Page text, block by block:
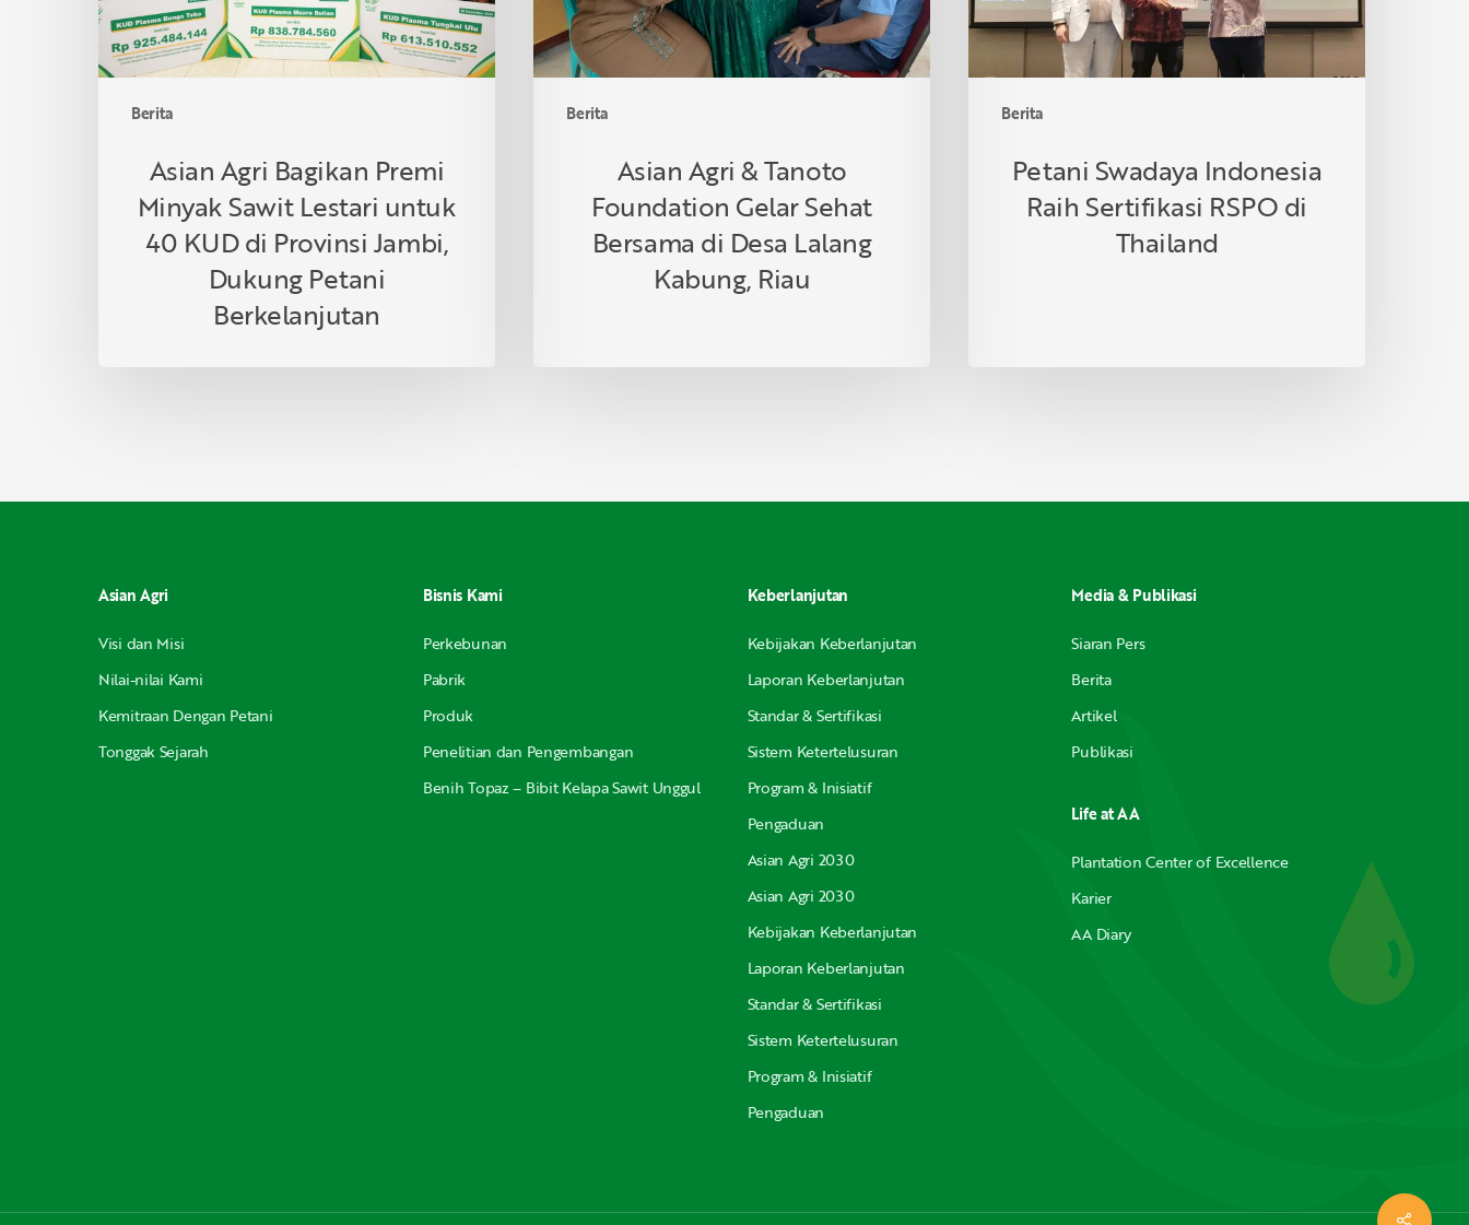
Berita
untuk
40
KUD
Provinsi
Dukung
Petani
Berkelanjutan
Asian Agri Bagikan Premi
Minyak Sawit Lestari untuk
40 KUD di Provinsi Jambi,
Dukung Petani
Berkelanjutan
Berita
Bersama
di
Desa
Kabung,
Asian Agri & Tanoto
Foundation Gelar Sehat
Bersama di Desa Lalang
Kabung, Riau
Berita
Thailand
Petani Swadaya Indonesia
Raih Sertifikasi RSPO di
Thailand
Asian Agri
Visi dan Misi
Nilai-nilai Kami
Kemitraan Dengan Petani
Tonggak Sejarah
Bisnis Kami
Perkebunan
Pabrik
Produk
Penelitian dan Pengembangan
Benih Topaz – Bibit Kelapa Sawit Unggul
Keberlanjutan
Kebijakan Keberlanjutan
Laporan Keberlanjutan
Standar & Sertifikasi
Sistem Ketertelusuran
Program & Inisiatif
Pengaduan
Asian Agri 2030
Asian Agri 2030
Kebijakan Keberlanjutan
Laporan Keberlanjutan
Standar & Sertifikasi
Sistem Ketertelusuran
Program & Inisiatif
Pengaduan
Media & Publikasi
Siaran Pers
Berita
Artikel
Publikasi
Life at AA
Plantation Center of Excellence
Karier
AA Diary